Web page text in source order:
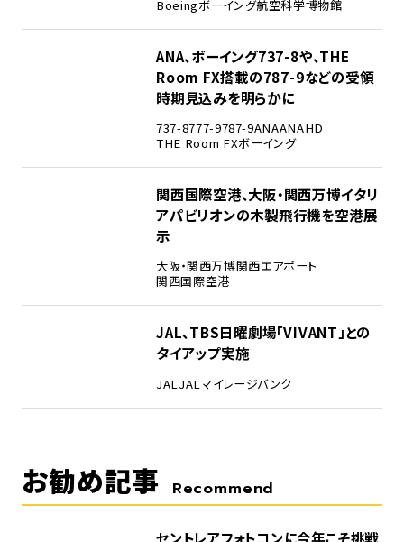
Boeingボーイング航空科学博物館
ANA、ボーイング737-8や、THE
Room FX搭載の787-9などの受領
時期見込みを明らかに
737-8777-9787-9ANAANAHD
THE Room FXボーイング
関西国際空港、大阪・関西万博イタリ
アパビリオンの木製飛行機を空港展
示
大阪・関西万博関西エアポート
関西国際空港
JAL、TBS日曜劇場「VIVANT」との
タイアップ実施
JAL JALマイレージバンク
お勧め記事 Recommend
セントレアフォトコンに今年こそ挑戦